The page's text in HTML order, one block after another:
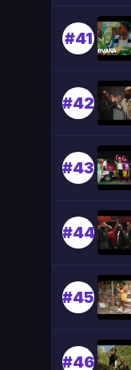
#41
#42
#43
#44
#45
#46